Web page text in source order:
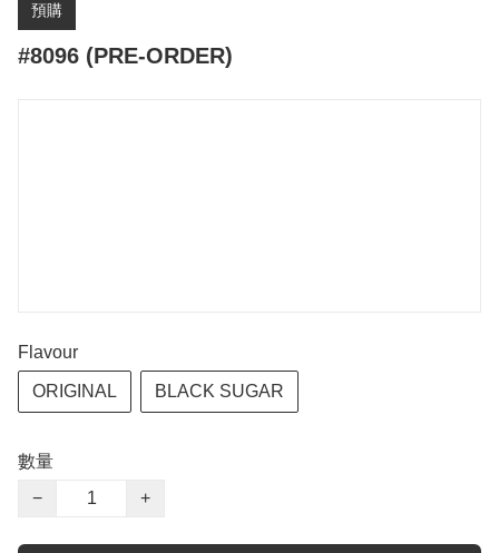
預購
#8096 (PRE-ORDER)
Flavour
ORIGINAL BLACK SUGAR
數量
−
+